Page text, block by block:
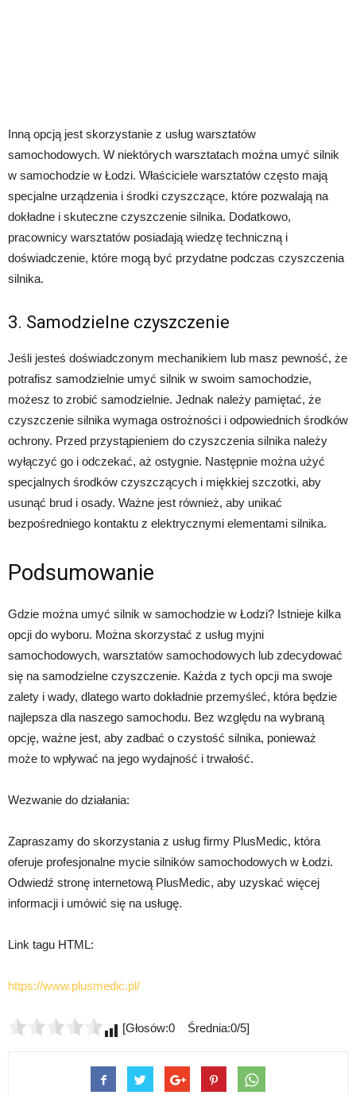
Inną opcją jest skorzystanie z usług warsztatów
samochodowych. W niektórych warsztatach można umyć silnik
w samochodzie w Łodzi. Właściciele warsztatów często mają
specjalne urządzenia i środki czyszczące, które pozwalają na
dokładne i skuteczne czyszczenie silnika. Dodatkowo,
pracownicy warsztatów posiadają wiedzę techniczną i
doświadczenie, które mogą być przydatne podczas czyszczenia
silnika.
3. Samodzielne czyszczenie
Jeśli jesteś doświadczonym mechanikiem lub masz pewność, że
potrafisz samodzielnie umyć silnik w swoim samochodzie,
możesz to zrobić samodzielnie. Jednak należy pamiętać, że
czyszczenie silnika wymaga ostrożności i odpowiednich środków
ochrony. Przed przystąpieniem do czyszczenia silnika należy
wyłączyć go i odczekać, aż ostygnie. Następnie można użyć
specjalnych środków czyszczących i miękkiej szczotki, aby
usunąć brud i osady. Ważne jest również, aby unikać
bezpośredniego kontaktu z elektrycznymi elementami silnika.
Podsumowanie
Gdzie można umyć silnik w samochodzie w Łodzi? Istnieje kilka
opcji do wyboru. Można skorzystać z usług myjni
samochodowych, warsztatów samochodowych lub zdecydować
się na samodzielne czyszczenie. Każda z tych opcji ma swoje
zalety i wady, dlatego warto dokładnie przemyśleć, która będzie
najlepsza dla naszego samochodu. Bez względu na wybraną
opcję, ważne jest, aby zadbać o czystość silnika, ponieważ
może to wpływać na jego wydajność i trwałość.
Wezwanie do działania:
Zapraszamy do skorzystania z usług firmy PlusMedic, która
oferuje profesjonalne mycie silników samochodowych w Łodzi.
Odwiedź stronę internetową PlusMedic, aby uzyskać więcej
informacji i umówić się na usługę.
Link tagu HTML:
https://www.plusmedic.pl/
[Głosów:0 Średnia:0/5]